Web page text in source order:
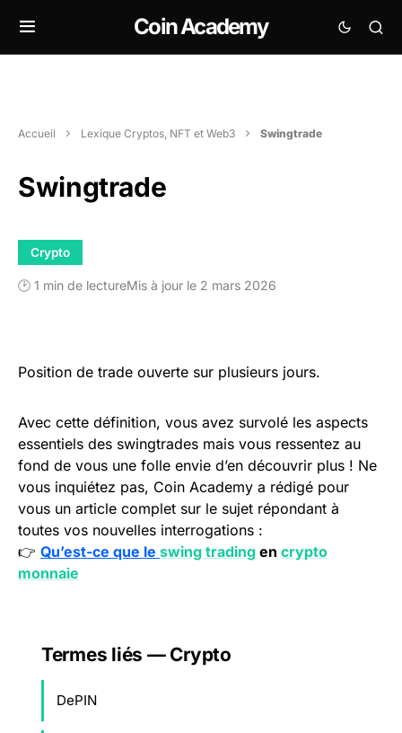
Coin Academy
Accueil Lexique Cryptos, NFT et Web3 Swingtrade
Swingtrade
Crypto
🕑 1 min de lectureMis à jour le 2 mars 2026
Position de trade ouverte sur plusieurs jours.
Avec cette définition, vous avez survolé les aspects
essentiels des swingtrades mais vous ressentez au
fond de vous une folle envie d’en découvrir plus ! Ne
vous inquiétez pas, Coin Academy a rédigé pour
vous un article complet sur le sujet répondant à
toutes vos nouvelles interrogations :
👉 Qu’est-ce que le swing trading en crypto
monnaie
Termes liés — Crypto
DePIN